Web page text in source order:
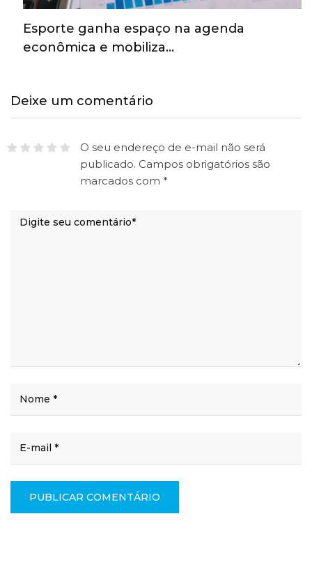
Esporte ganha espaço na agenda
econômica e mobiliza…
Deixe um comentário
O seu endereço de e-mail não será
publicado. Campos obrigatórios são
marcados com *